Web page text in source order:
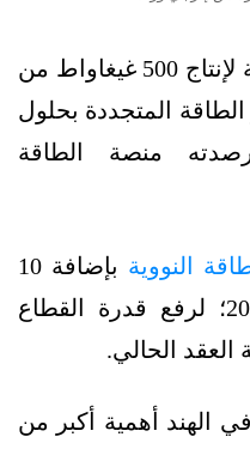
تخطط بلد الـ1.3 مليار نسمة لإنتاج 500 غيغاواط من
الطاقة المتجددة بحلول
رصدته منصة الطاقة
النووية
بإضافة 10
مفاعلات جديدة بحلول 2031؛ لرفع قدرة القطاع
الهند أهمية أكبر من